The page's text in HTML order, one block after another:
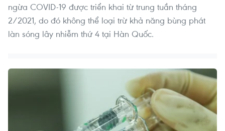
ngừa COVID-19 được triển khai từ trung tuần tháng
2/2021, do đó không thể loại trừ khả năng bùng phát
làn sóng lây nhiễm thứ 4 tại Hàn Quốc.